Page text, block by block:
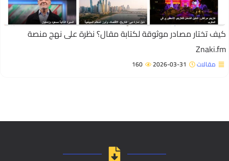
تختار مصادر موثوقة لكتابة مقال؟ نظرة على نهج منصة
مقالات 2026-03-31
160